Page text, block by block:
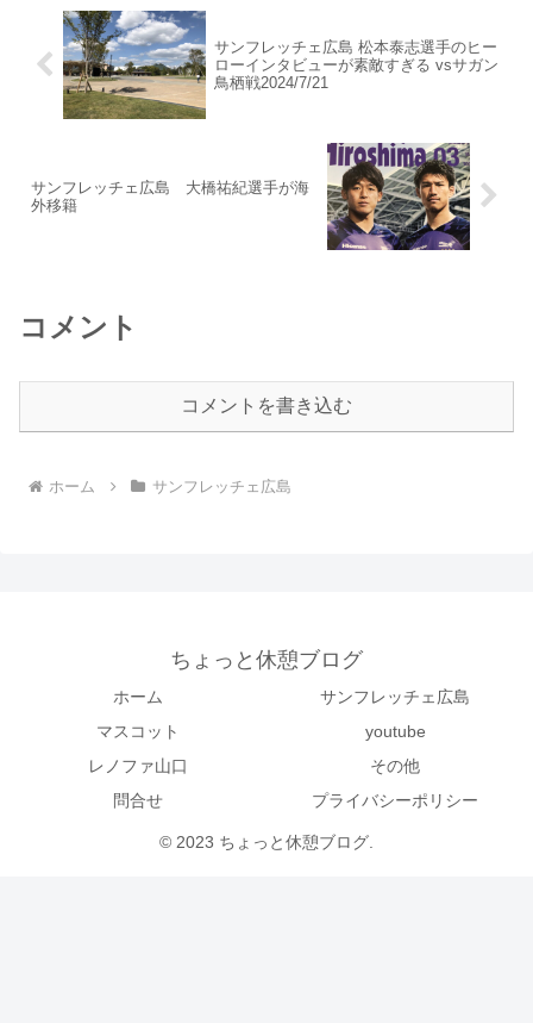
サンフレッチェ広島 松本泰志選手のヒー
ローインタビューが素敵すぎる vsサガン
鳥栖戦2024/7/21
サンフレッチェ広島 大橋祐紀選手が海
外移籍
コメント
コメントを書き込む
ホーム サンフレッチェ広島
ちょっと休憩ブログ
ホーム
サンフレッチェ広島
マスコット
youtube
レノファ山口
その他
問合せ
プライバシーポリシー
© 2023 ちょっと休憩ブログ.